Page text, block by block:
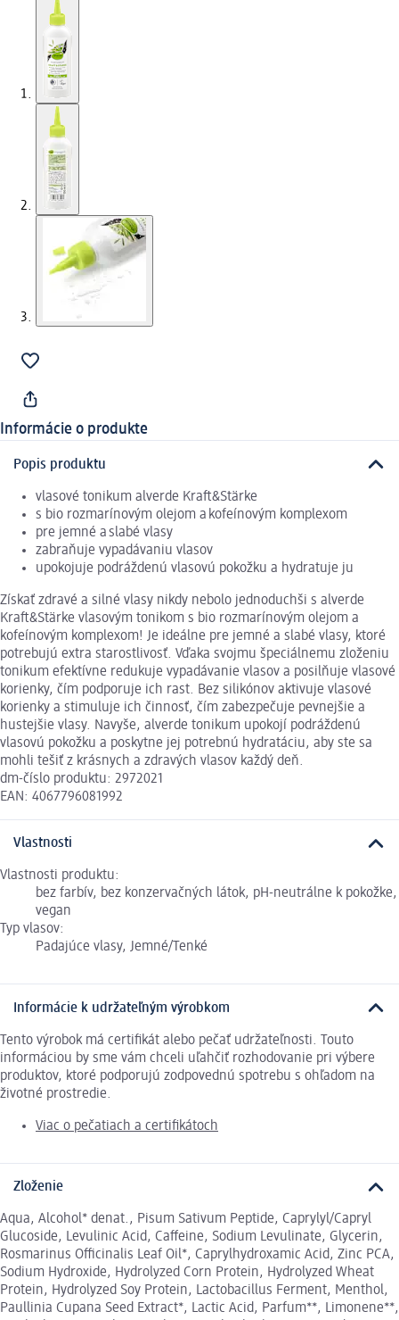
Informácie o produkte
Popis produktu
vlasové tonikum alverde Kraft&Stärke
s bio rozmarínovým olejom a kofeínovým komplexom
pre jemné a slabé vlasy
zabraňuje vypadávaniu vlasov
upokojuje podráždenú vlasovú pokožku a hydratuje ju
Získať zdravé a silné vlasy nikdy nebolo jednoduchši s alverde
Kraft&Stärke vlasovým tonikom s bio rozmarínovým olejom a
kofeínovým komplexom! Je ideálne pre jemné a slabé vlasy, ktoré
potrebujú extra starostlivosť. Vďaka svojmu špeciálnemu zloženiu
tonikum efektívne redukuje vypadávanie vlasov a posilňuje vlasové
korienky, čím podporuje ich rast. Bez silikónov aktivuje vlasové
korienky a stimuluje ich činnosť, čím zabezpečuje pevnejšie a
hustejšie vlasy. Navyše, alverde tonikum upokojí podráždenú
vlasovú pokožku a poskytne jej potrebnú hydratáciu, aby ste sa
mohli tešiť z krásnych a zdravých vlasov každý deň.
dm-číslo produktu: 2972021
EAN: 4067796081992
Vlastnosti
Vlastnosti produktu:
bez farbív, bez konzervačných látok, pH-neutrálne k pokožke,
vegan
Typ vlasov:
Padajúce vlasy, Jemné/Tenké
Informácie k udržateľným výrobkom
Tento výrobok má certifikát alebo pečať udržateľnosti. Touto
informáciou by sme vám chceli uľahčiť rozhodovanie pri výbere
produktov, ktoré podporujú zodpovednú spotrebu s ohľadom na
životné prostredie.
Viac o pečatiach a certifikátoch
Zloženie
Aqua, Alcohol* denat., Pisum Sativum Peptide, Caprylyl/Capryl
Glucoside, Levulinic Acid, Caffeine, Sodium Levulinate, Glycerin,
Rosmarinus Officinalis Leaf Oil*, Caprylhydroxamic Acid, Zinc PCA,
Sodium Hydroxide, Hydrolyzed Corn Protein, Hydrolyzed Wheat
Protein, Hydrolyzed Soy Protein, Lactobacillus Ferment, Menthol,
Paullinia Cupana Seed Extract*, Lactic Acid, Parfum**, Limonene**,